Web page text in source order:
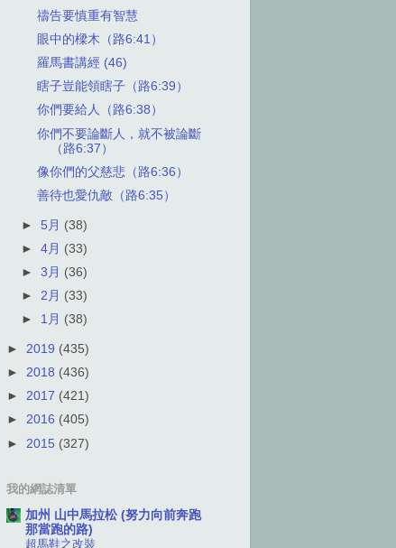
禱告要慎重有智慧
眼中的樑木（路6:41）
羅馬書講經 (46)
瞎子豈能領瞎子（路6:39）
你們要給人（路6:38）
你們不要論斷人，就不被論斷
（路6:37）
像你們的父慈悲（路6:36）
善待也愛仇敵（路6:35）
► 5月 (38)
►4月 (33)
►3月 (36)
►2月 (33)
► 1月 (38)
► 2019 (435)
► 2018 (436)
► 2017 (421)
► 2016 (405)
► 2015 (327)
我的網誌清單
加州 山中馬拉松 (努力向前奔跑
那當跑的路)
超馬鞋之改裝